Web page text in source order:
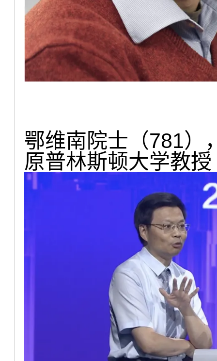
鄂维南院士（781）
原普林斯顿大学教授